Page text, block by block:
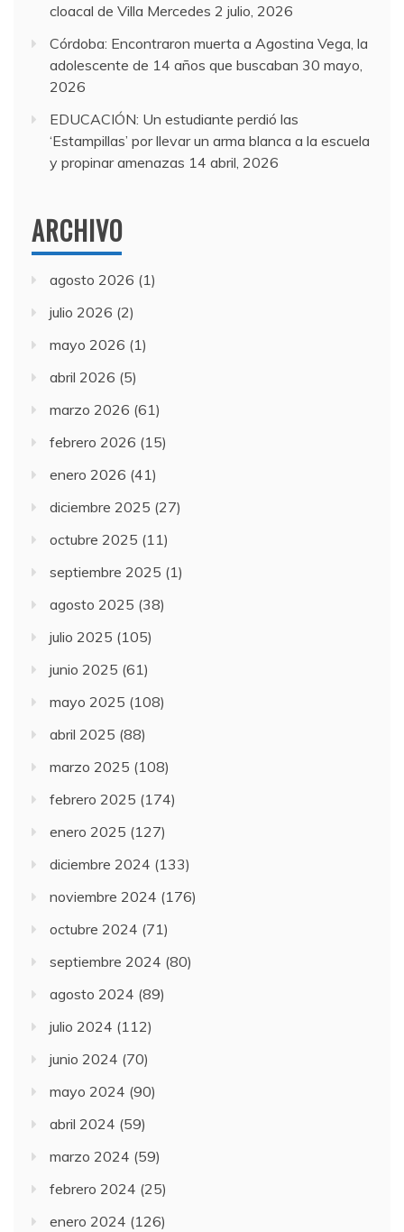
cloacal de Villa Mercedes 2 julio, 2026
Córdoba: Encontraron muerta a Agostina Vega, la
adolescente de 14 años que buscaban 30 mayo,
2026
EDUCACIÓN: Un estudiante perdió las
‘Estampillas’ por llevar un arma blanca a la escuela
y propinar amenazas 14 abril, 2026
ARCHIVO
agosto 2026 (1)
julio 2026 (2)
mayo 2026 (1)
abril 2026 (5)
marzo 2026 (61)
febrero 2026 (15)
enero 2026 (41)
diciembre 2025 (27)
octubre 2025 (11)
septiembre 2025 (1)
agosto 2025 (38)
julio 2025 (105)
junio 2025 (61)
mayo 2025 (108)
abril 2025 (88)
marzo 2025 (108)
febrero 2025 (174)
enero 2025 (127)
diciembre 2024 (133)
noviembre 2024 (176)
octubre 2024 (71)
septiembre 2024 (80)
agosto 2024 (89)
julio 2024 (112)
junio 2024 (70)
mayo 2024 (90)
abril 2024 (59)
marzo 2024 (59)
febrero 2024 (25)
enero 2024 (126)